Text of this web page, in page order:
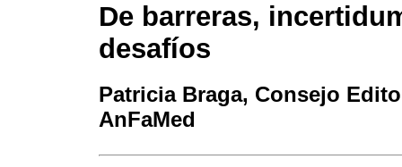
De barreras,
desafíos
Patricia Braga, Consejo
AnFaMed